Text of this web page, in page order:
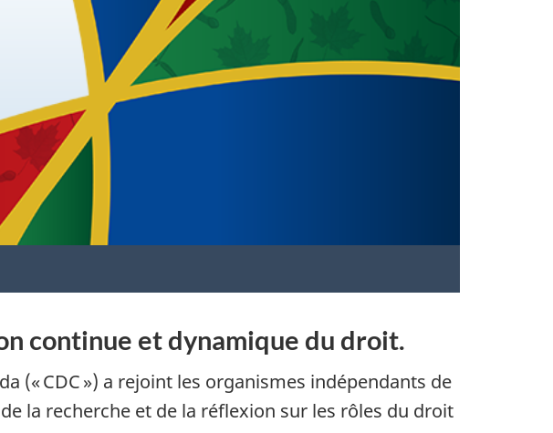
continue et dynamique du droit.
(« CDC ») a rejoint les organismes indépendants de
la recherche et de la réflexion sur les rôles du droit